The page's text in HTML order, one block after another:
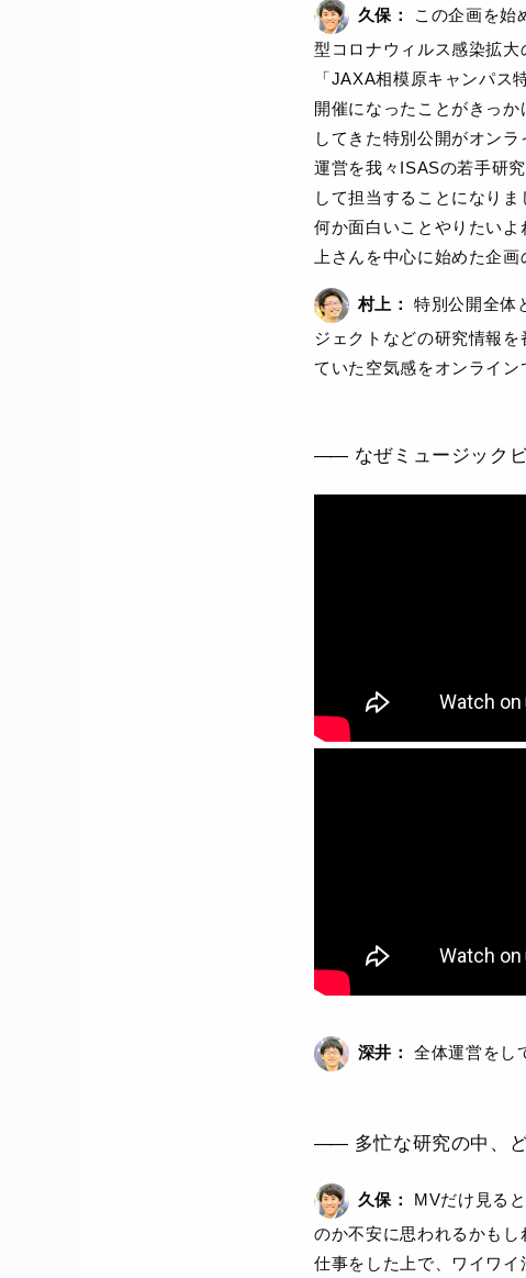
久保：
この企画を始
型コロナウィルス感染拡
「JAXA相模原キャンパス
開催になったことがきっ
してきた特別公開がオン
運営を我々ISASの若手研
して担当することになり
何か面白いことやりたい
上さんを中心に始めた企画
村上：
特別公開全体
ジェクトなどの研究情報
ていた空気感をオンライン
なぜミュージック
深井： 全体運営をし
多忙な研究の中、
久保：
MVだけ見る
のか不安に思われるかもし
仕事をした上で、ワイワイ